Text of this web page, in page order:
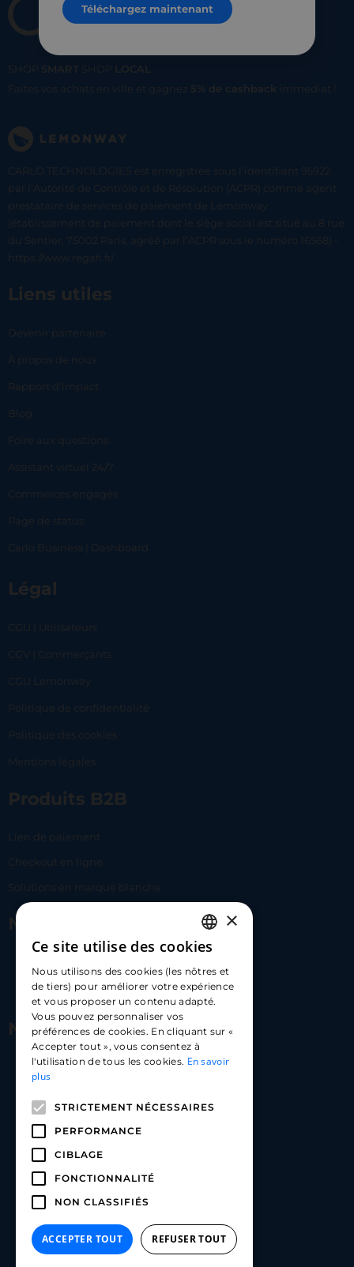
SHOP SMART SHOP
LOCAL
Faites vos achats en ville et gagnez 5% de cashback immediat !
CARLO TECHNOLOGIES est enregistrée sous l'identifiant 95922
par l’Autorité de Contrôle et de Résolution (ACPR) comme agent
prestataire de services de paiement de Lemonway
(établissement de paiement dont le siège social est situé au 8 rue
du Sentier, 75002 Paris, agréé par l’ACPR sous le numéro 16568) -
https://www.regafi.fr/
Liens utiles
Devenir partenaire
À propos de nous
Rapport d’impact
Blog
Foire aux questions
Assistant virtuel 24/7
Commerces engagés
Page de status
Carlo Business | Dashboard
Légal
CGU | Utilisateurs
CGV | Commerçants
CGU Lemonway
Politique de confidentialité
Politique des cookies
Mentions légales
Produits B2B
Lien de paiement
Checkout en ligne
Solutions en marque blanche
Nous contacter
hello@carloapp.com
Nous suivre
Carlo App | Instagram
Carlo App | Linkedin
FRENCH
ENGLISH
SPANISH
×
Ce site utilise des cookies
Nous utilisons des cookies (les nôtres et
de tiers) pour améliorer votre expérience
et vous proposer un contenu adapté.
Vous pouvez personnaliser vos
préférences de cookies. En cliquant sur «
Accepter tout », vous consentez à
l'utilisation de tous les cookies. En savoir
plus
STRICTEMENT NÉCESSAIRES
PERFORMANCE
CIBLAGE
FONCTIONNALITÉ
NON CLASSIFIÉS
ACCEPTER TOUT REFUSER TOUT
Téléchargez maintenant